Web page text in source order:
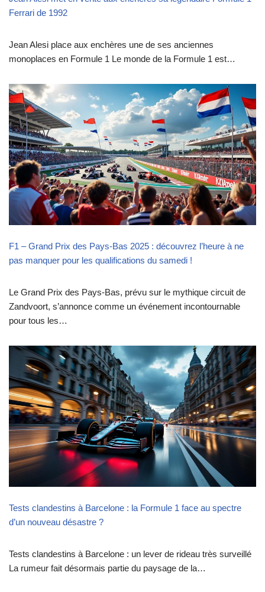
Ferrari de 1992
Jean Alesi place aux enchères une de ses anciennes
monoplaces en Formule 1 Le monde de la Formule 1 est…
F1 – Grand Prix des Pays-Bas 2025 : découvrez l’heure à ne
pas manquer pour les qualifications du samedi !
Le Grand Prix des Pays-Bas, prévu sur le mythique circuit de
Zandvoort, s’annonce comme un événement incontournable
pour tous les…
Tests clandestins à Barcelone : la Formule 1 face au spectre
d’un nouveau désastre ?
Tests clandestins à Barcelone : un lever de rideau très surveillé
La rumeur fait désormais partie du paysage de la…